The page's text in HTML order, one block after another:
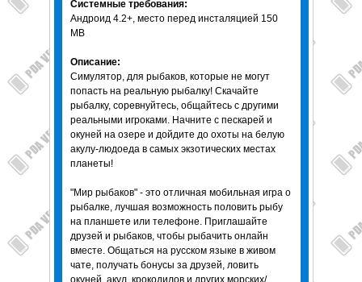
Системные требования:
Андроид 4.2+, место перед инсталяцией 150
MB
Описание:
Симулятор, для рыбаков, которые не могут
попасть на реальную рыбалку! Скачайте
рыбалку, соревнуйтесь, общайтесь с другими
реальными игроками. Начните с пескарей и
окуней на озере и дойдите до охоты на белую
акулу-людоеда в самых экзотических местах
планеты!
"Мир рыбаков" - это отличная мобильная игра о
рыбалке, лучшая возможность половить рыбу
на планшете или телефоне. Приглашайте
друзей и рыбаков, чтобы рыбачить онлайн
вместе. Общаться на русском языке в живом
чате, получать бонусы за друзей, ловить
окуней, акул, крокодилов и других морских/